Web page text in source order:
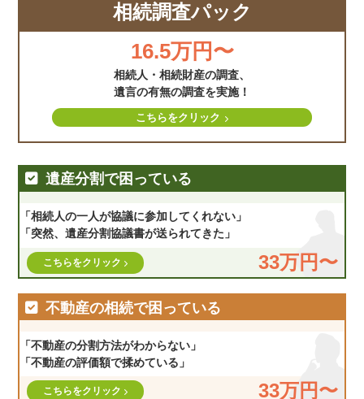
相続調査パック
16.5万円〜
相続人・相続財産の調査、
遺言の有無の調査を実施！
こちらをクリック
遺産分割で困っている
「相続人の一人が協議に参加してくれない」
「突然、遺産分割協議書が送られてきた」
33万円〜
こちらをクリック
不動産の相続で困っている
「不動産の分割方法がわからない」
「不動産の評価額で揉めている」
33万円〜
こちらをクリック